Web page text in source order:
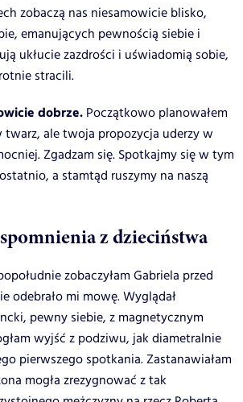
zobaczą nas niesamowicie blisko,
emanujących pewnością siebie i
ukłucie zazdrości i uświadomią sobie,
stracili.
dobrze. Początkowo planowałem
ale twoja propozycja uderzy w
Zgadzam się. Spotkajmy się w tym
a stamtąd ruszymy na naszą
z dzieciństwa
zobaczyłam Gabriela przed
odebrało mi mowę. Wyglądał
pewny siebie, z magnetycznym
wyjść z podziwu, jak diametralnie
pierwszego spotkania. Zastanawiałam
mogła zrezygnować z tak